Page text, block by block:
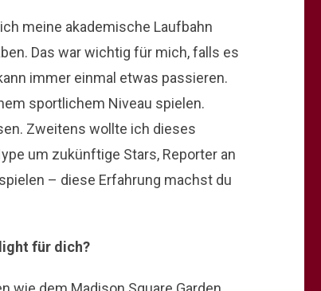
meine akademische Laufbahn
Das war wichtig für mich, falls es
immer einmal etwas passieren.
sportlichem Niveau spielen.
Zweitens wollte ich dieses
um zukünftige Stars, Reporter an
– diese Erfahrung machst du
für dich?